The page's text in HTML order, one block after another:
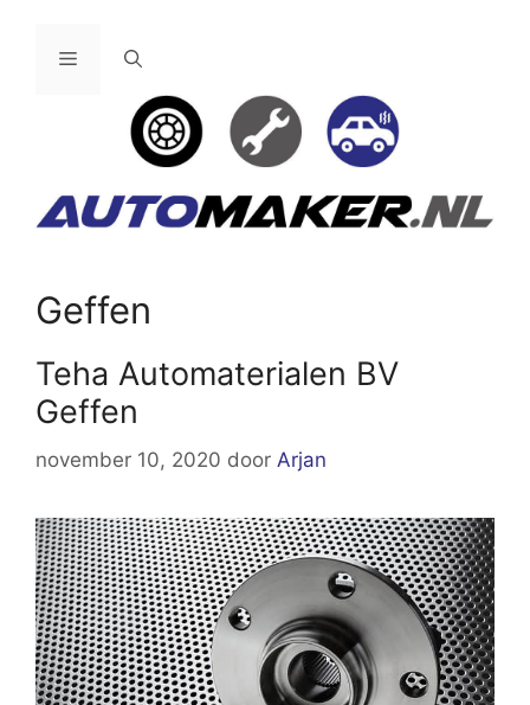
Menu
Geffen
Teha Automaterialen BV
Geffen
november 10, 2020 door Arjan